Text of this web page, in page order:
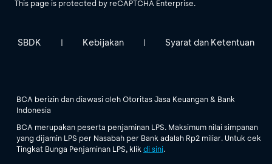
This page is protected by reCAPTCHA Enterprise.
SBDK | Kebijakan | Syarat dan Ketentuan
BCA berizin dan diawasi oleh Otoritas Jasa Keuangan & Bank
Indonesia
BCA merupakan peserta penjaminan LPS. Maksimum nilai simpanan
yang dijamin LPS per Nasabah per Bank adalah Rp2 miliar. Untuk cek
Tingkat Bunga Penjaminan LPS, klik di sini.